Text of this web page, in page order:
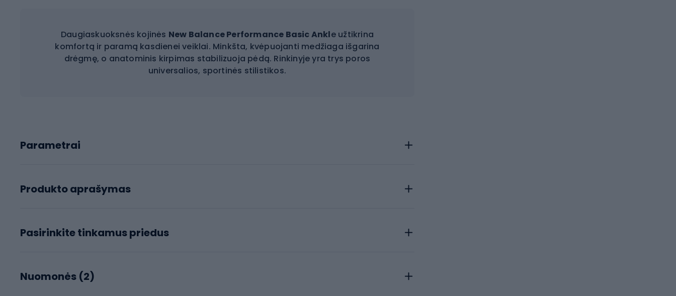
Daugiaskuoksnės kojinės New Balance Performance Basic Ankle užtikrina
komfortą ir paramą kasdienei veiklai. Minkšta, kvėpuojanti medžiaga išgarina
drėgmę, o anatominis kirpimas stabilizuoja pėdą. Rinkinyje yra trys poros
universalios, sportinės stilistikos.
Parametrai
Produkto aprašymas
Pasirinkite tinkamus priedus
Nuomonės (2)